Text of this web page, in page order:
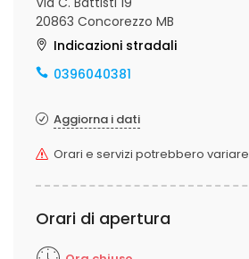
20863 Concorezzo MB
Indicazioni stradali
0396040381
Aggiorna i dati
Orari e servizi potrebbero variare
Orari di apertura